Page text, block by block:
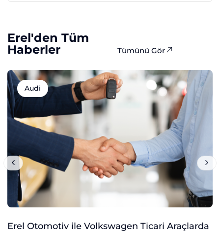
Erel'den Tüm
Haberler
Tümünü Gör
Audi
Erel Otomotiv ile Volkswagen Ticari Araçlarda